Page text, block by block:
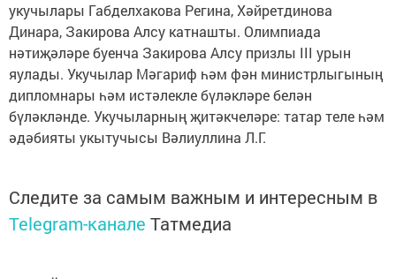
укучылары Габделхакова Регина, Хәйретдинова
Динара, Закирова Алсу катнашты. Олимпиада
нәтиҗәләре буенча Закирова Алсу призлы III урын
яулады. Укучылар Мәгариф һәм фән министрлыгының
дипломнары һәм истәлекле бүләкләре белән
бүләкләнде. Укучыларның җитәкчеләре: татар теле һәм
әдәбияты укытучысы Вәлиуллина Л.Г.
Следите за самым важным и интересным в
Telegram-канале Татмедиа